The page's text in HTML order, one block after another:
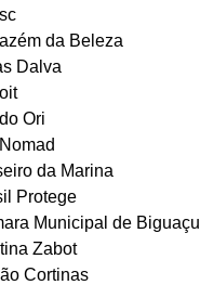
da Beleza
Dalva
Ori
da Marina
Protege
Municipal de Biguaçu
Zabot
Cortinas